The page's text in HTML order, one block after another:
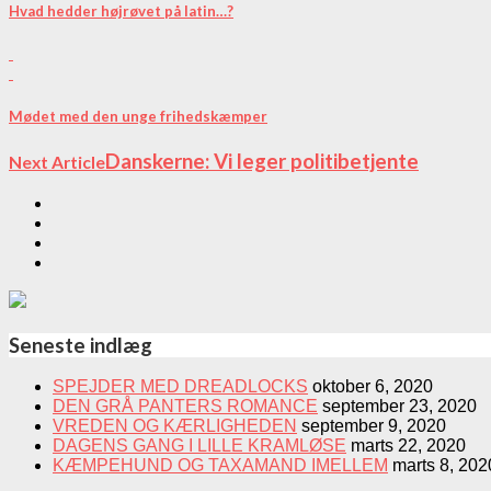
Hvad hedder højrøvet på latin…?
Mødet med den unge frihedskæmper
Next ArticleDanskerne: Vi leger politibetjente
Seneste indlæg
SPEJDER MED DREADLOCKS oktober 6, 2020
DEN GRÅ PANTERS ROMANCE september 23, 2020
VREDEN OG KÆRLIGHEDEN september 9, 2020
DAGENS GANG I LILLE KRAMLØSE marts 22, 2020
KÆMPEHUND OG TAXAMAND IMELLEM marts 8,